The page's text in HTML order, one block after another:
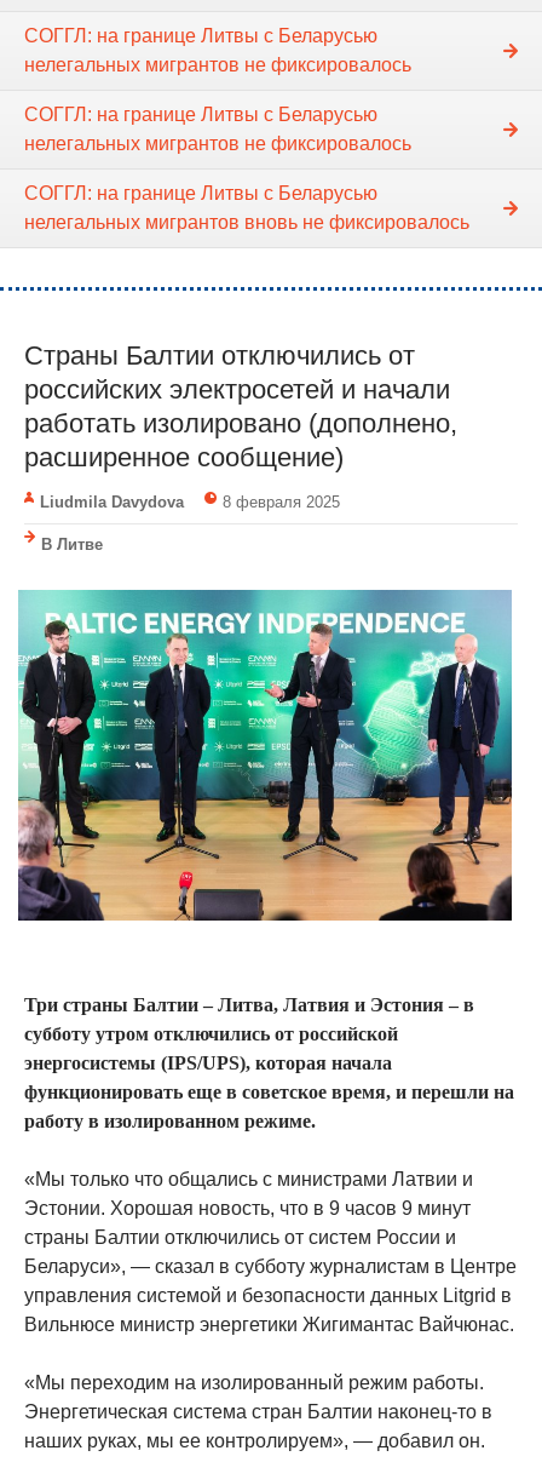
СОГГЛ: на границе Литвы с Беларусью
нелегальных мигрантов не фиксировалось
СОГГЛ: на границе Литвы с Беларусью
нелегальных мигрантов не фиксировалось
СОГГЛ: на границе Литвы с Беларусью
нелегальных мигрантов вновь не фиксировалось
Страны Балтии отключились от
российских электросетей и начали
работать изолировано (дополнено,
расширенное сообщение)
Liudmila Davydova 8 февраля 2025
В Литве
Три страны Балтии – Литва, Латвия и Эстония – в
субботу утром отключились от российской
энергосистемы (IPS/UPS), которая начала
функционировать еще в советское время, и перешли на
работу в изолированном режиме.
«Мы только что общались с министрами Латвии и
Эстонии. Хорошая новость, что в 9 часов 9 минут
страны Балтии отключились от систем России и
Беларуси», — сказал в субботу журналистам в Центре
управления системой и безопасности данных Litgrid в
Вильнюсе министр энергетики Жигимантас Вайчюнас.
«Мы переходим на изолированный режим работы.
Энергетическая система стран Балтии наконец-то в
наших руках, мы ее контролируем», — добавил он.